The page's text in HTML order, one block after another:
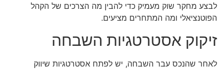
לבצע מחקר שוק מעמיק כדי להבין מה הצרכים של הקהל
הפוטנציאלי ומה המתחרים מציעים.
זיקוק אסטרטגיות השבחה
לאחר שהנכס עבר השבחה, יש לפתח אסטרטגיות שיווק